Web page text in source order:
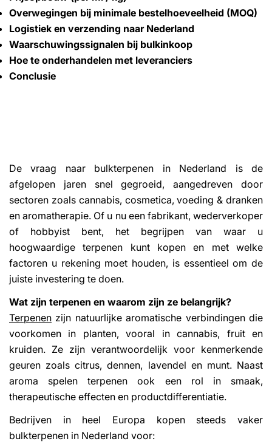
Overwegingen bij minimale bestelhoeveelheid (MOQ)
Logistiek en verzending naar Nederland
Waarschuwingssignalen bij bulkinkoop
Hoe te onderhandelen met leveranciers
Conclusie
De vraag naar bulkterpenen in Nederland is de
afgelopen jaren snel gegroeid, aangedreven door
sectoren zoals cannabis, cosmetica, voeding & dranken
en aromatherapie. Of u nu een fabrikant, wederverkoper
of hobbyist bent, het begrijpen van waar u
hoogwaardige terpenen kunt kopen en met welke
factoren u rekening moet houden, is essentieel om de
juiste investering te doen.
Wat zijn terpenen en waarom zijn ze belangrijk?
Terpenen zijn natuurlijke aromatische verbindingen die
voorkomen in planten, vooral in cannabis, fruit en
kruiden. Ze zijn verantwoordelijk voor kenmerkende
geuren zoals citrus, dennen, lavendel en munt. Naast
aroma spelen terpenen ook een rol in smaak,
therapeutische effecten en productdifferentiatie.
Bedrijven in heel Europa kopen steeds vaker
bulkterpenen in Nederland voor: